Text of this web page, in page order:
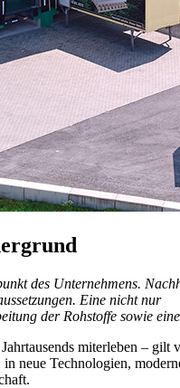
des Unternehmens.
Eine nicht nur
der Rohstoffe sowie
miterleben –
neue Technologien,